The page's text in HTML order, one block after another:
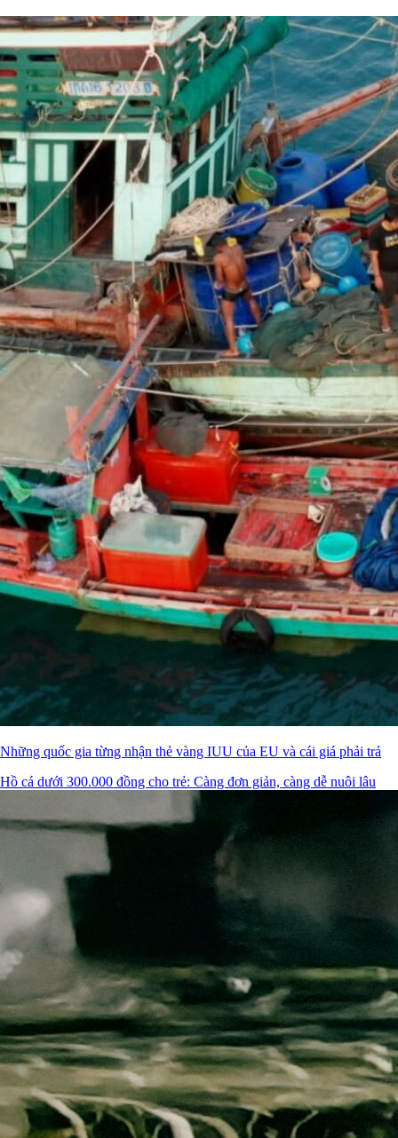
Những quốc gia từng nhận thẻ vàng IUU của EU và cái giá phải trả
Hồ cá dưới 300.000 đồng cho trẻ: Càng đơn giản, càng dễ nuôi lâu